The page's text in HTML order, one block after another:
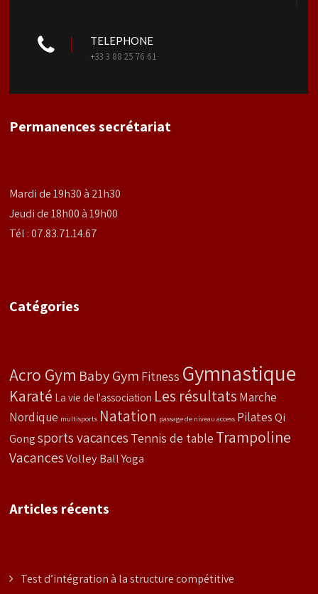
TELEPHONE
+33 3 88 25 76 61
Permanences secrétariat
Mardi de 19h30 à 21h30
Jeudi de 18h00 à 19h00
Tél : 07.83.71.14.67
Catégories
Acro Gym Baby Gym Fitness Gymnastique
Karaté La vie de l'association Les résultats Marche
Nordique multisports Natation passage de niveau access Pilates Qi
Gong sports vacances Tennis de table Trampoline
Vacances Volley Ball Yoga
Articles récents
Test d’intégration à la structure compétitive